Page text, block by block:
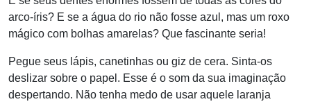
arco-íris? E se a água do rio não fosse azul, mas um roxo
mágico com bolhas amarelas? Que fascinante seria!
Pegue seus lápis, canetinhas ou giz de cera. Sinta-os
deslizar sobre o papel. Esse é o som da sua imaginação
despertando. Não tenha medo de usar aquele laranja